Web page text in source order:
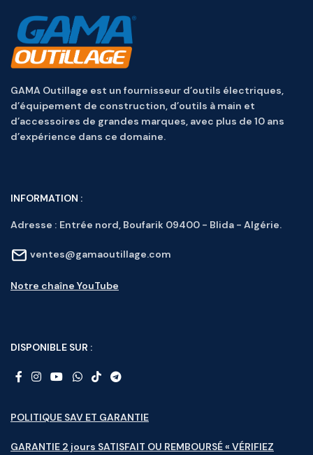
GAMA Outillage est un fournisseur d’outils électriques,
d’équipement de construction, d’outils à main et
d’accessoires de grandes marques, avec plus de 10 ans
d’expérience dans ce domaine.
INFORMATION :
Adresse : Entrée nord, Boufarik 09400 - Blida - Algérie.
ventes@gamaoutillage.com
Notre chaîne YouTube
DISPONIBLE SUR :
POLITIQUE SAV ET GARANTIE
GARANTIE 2 jours SATISFAIT OU REMBOURSÉ « VÉRIFIEZ